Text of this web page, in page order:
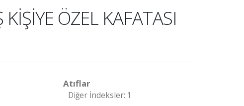
ÖZEL KAFATASI
Atıflar
Diğer İndeksler: 1